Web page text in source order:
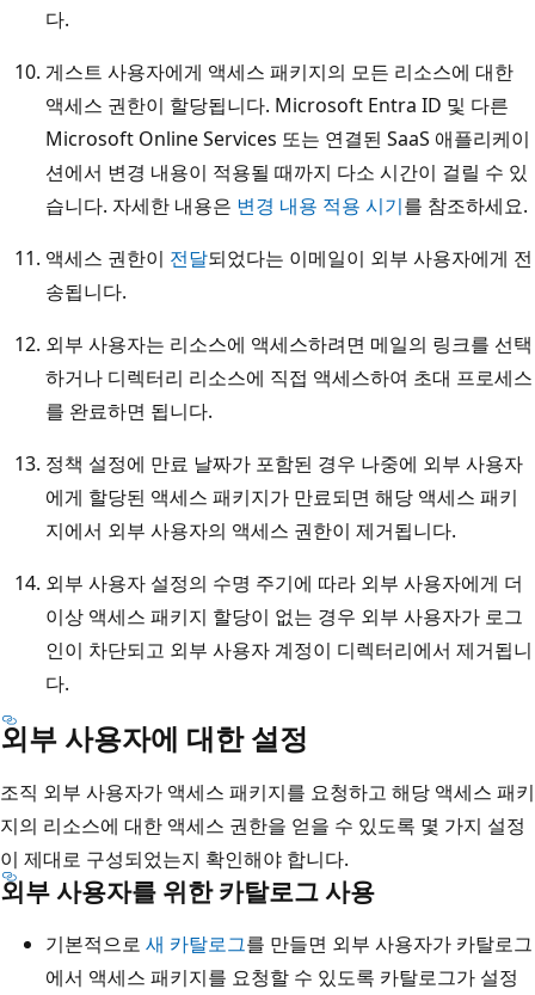
다.
게스트 사용자에게 액세스 패키지의 모든 리소스에 대한
액세스 권한이 할당됩니다. Microsoft Entra ID 및 다른
Microsoft Online Services 또는 연결된 SaaS 애플리케이
션에서 변경 내용이 적용될 때까지 다소 시간이 걸릴 수 있
습니다. 자세한 내용은 변경 내용 적용 시기를 참조하세요.
액세스 권한이 전달되었다는 이메일이 외부 사용자에게 전
송됩니다.
외부 사용자는 리소스에 액세스하려면 메일의 링크를 선택
하거나 디렉터리 리소스에 직접 액세스하여 초대 프로세스
를 완료하면 됩니다.
정책 설정에 만료 날짜가 포함된 경우 나중에 외부 사용자
에게 할당된 액세스 패키지가 만료되면 해당 액세스 패키
지에서 외부 사용자의 액세스 권한이 제거됩니다.
외부 사용자 설정의 수명 주기에 따라 외부 사용자에게 더
이상 액세스 패키지 할당이 없는 경우 외부 사용자가 로그
인이 차단되고 외부 사용자 계정이 디렉터리에서 제거됩니
다.
외부 사용자에 대한 설정
조직 외부 사용자가 액세스 패키지를 요청하고 해당 액세스 패키
지의 리소스에 대한 액세스 권한을 얻을 수 있도록 몇 가지 설정
이 제대로 구성되었는지 확인해야 합니다.
외부 사용자를 위한 카탈로그 사용
기본적으로 새 카탈로그를 만들면 외부 사용자가 카탈로그
에서 액세스 패키지를 요청할 수 있도록 카탈로그가 설정